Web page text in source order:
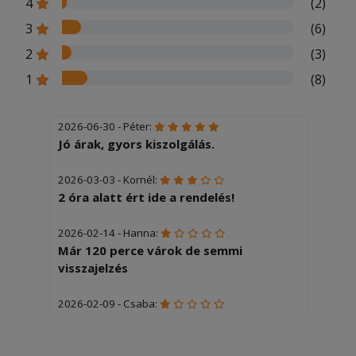
3
(6)
2
(3)
1
(8)
2026-06-30 - Péter:
Jó árak, gyors kiszolgálás.
2026-03-03 - Kornél:
2 óra alatt ért ide a rendelés!
2026-02-14 - Hanna:
Már 120 perce várok de semmi
visszajelzés
2026-02-09 - Csaba: